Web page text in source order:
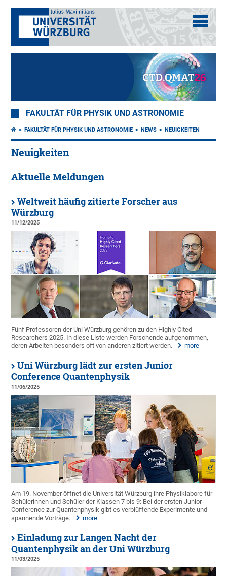
FAKULTÄT FÜR PHYSIK UND ASTRONOMIE
FAKULTÄT FÜR PHYSIK UND ASTRONOMIE NEWS NEUIGKEITEN
Neuigkeiten
Aktuelle Meldungen
Weltweit häufig zitierte Forscher aus
Würzburg
11/12/2025
Fünf Professoren der Uni Würzburg gehören zu den Highly Cited
Researchers 2025. In diese Liste werden Forschende aufgenommen,
deren Arbeiten besonders oft von anderen zitiert werden.
more
Uni Würzburg lädt zur ersten Junior
Conference Quantenphysik
11/06/2025
Am 19. November öffnet die Universität Würzburg ihre Physiklabore für
Schülerinnen und Schüler der Klassen 7 bis 9: Bei der ersten Junior
Conference zur Quantenphysik gibt es verblüffende Experimente und
spannende Vorträge.
more
Einladung zur Langen Nacht der
Quantenphysik an der Uni Würzburg
11/03/2025